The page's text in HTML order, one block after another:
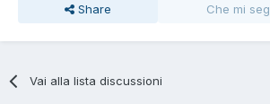
Share Che mi
Vai alla lista discussioni